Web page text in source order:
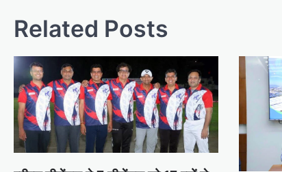
Related Posts